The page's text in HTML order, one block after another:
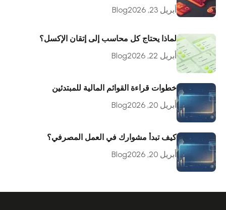
أبريل 23, 2026
Blog
لماذا يحتاج كل محاسب إلى إتقان الإكسل؟
أبريل 22, 2026
Blog
خطوات قراءة القوائم المالية للمبتدئين
أبريل 20, 2026
Blog
كيف تبدأ مشوارك في العمل المصرفي؟
أبريل 20, 2026
Blog